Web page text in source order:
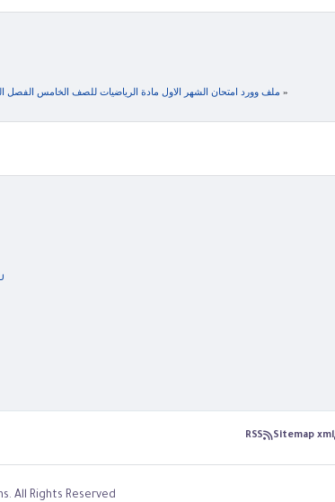
« ملف وورد امتحان الشهر الاول مادة الرياضيات للصف الخامس الفصل الثاني
Sitemap xml
RSS
All Rights Reserved